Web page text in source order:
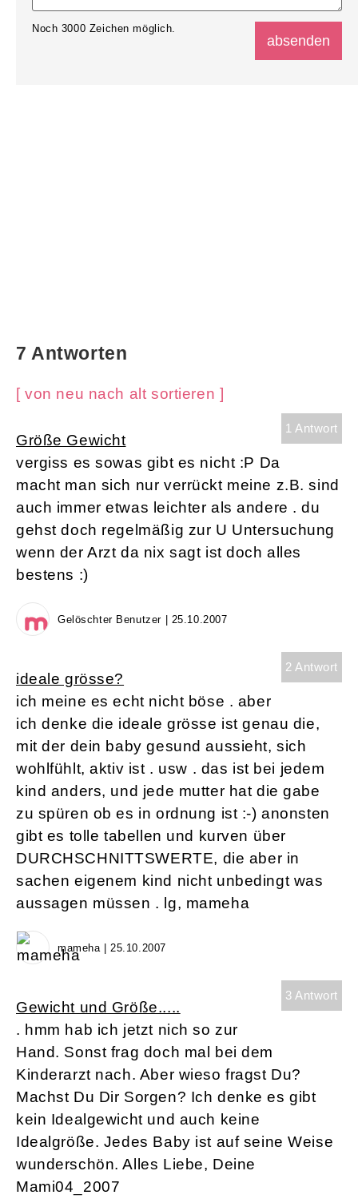
Noch 3000 Zeichen möglich.
7 Antworten
[ von neu nach alt sortieren ]
1 Antwort
Größe Gewicht
vergiss es sowas gibt es nicht :P Da
macht man sich nur verrückt meine z.B. sind
auch immer etwas leichter als andere . du
gehst doch regelmäßig zur U Untersuchung
wenn der Arzt da nix sagt ist doch alles
bestens :)
Gelöschter Benutzer | 25.10.2007
2 Antwort
ideale grösse?
ich meine es echt nicht böse . aber
ich denke die ideale grösse ist genau die,
mit der dein baby gesund aussieht, sich
wohlfühlt, aktiv ist . usw . das ist bei jedem
kind anders, und jede mutter hat die gabe
zu spüren ob es in ordnung ist :-) anonsten
gibt es tolle tabellen und kurven über
DURCHSCHNITTSWERTE, die aber in
sachen eigenem kind nicht unbedingt was
aussagen müssen . lg, mameha
mameha | 25.10.2007
3 Antwort
Gewicht und Größe.....
. hmm hab ich jetzt nich so zur
Hand. Sonst frag doch mal bei dem
Kinderarzt nach. Aber wieso fragst Du?
Machst Du Dir Sorgen? Ich denke es gibt
kein Idealgewicht und auch keine
Idealgröße. Jedes Baby ist auf seine Weise
wunderschön. Alles Liebe, Deine
Mami04_2007